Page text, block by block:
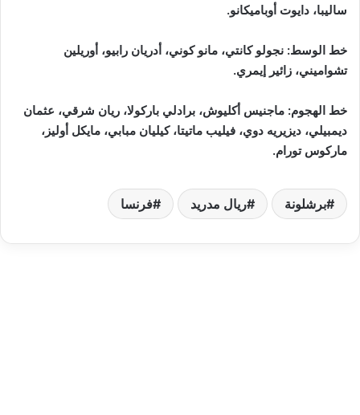
ساليبا، دايوت أوباميكانو.
خط الوسط: نجولو كانتي، مانو كوني، أدريان رابيو، أوريلين
تشواميني، زائير إيمري.
خط الهجوم: ماجنيس أكليوش، برادلي باركولا، ريان شرقي، عثمان
ديمبيلي، ديزيريه دوي، فيليب ماتيتا، كيليان مبابي، مايكل أوليز،
ماركوس تورام.
برشلونة ريال مدريد فرنسا